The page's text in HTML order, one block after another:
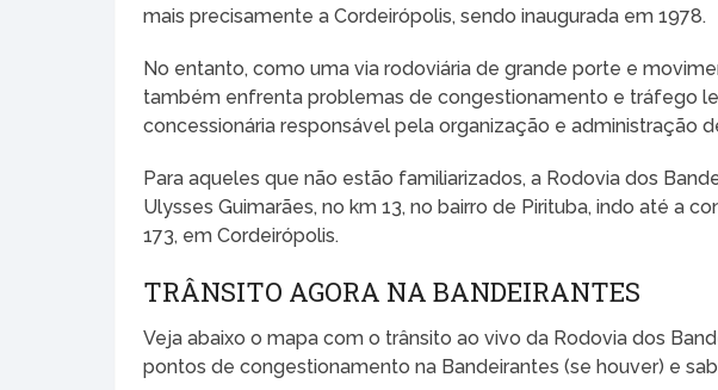
mais precisamente a Cordeirópolis, sendo inaugurada em 1978.
No entanto, como uma via rodoviária de grande porte e
também enfrenta problemas de congestionamento e tráfego
concessionária responsável pela organização e administração
Para aqueles que não estão familiarizados, a Rodovia dos
Ulysses Guimarães, no km 13, no bairro de Pirituba, indo até a
173, em Cordeirópolis.
TRÂNSITO AGORA NA BANDEIRANTES
Veja abaixo o mapa com o trânsito ao vivo da Rodovia dos
pontos de congestionamento na Bandeirantes (se houver) e